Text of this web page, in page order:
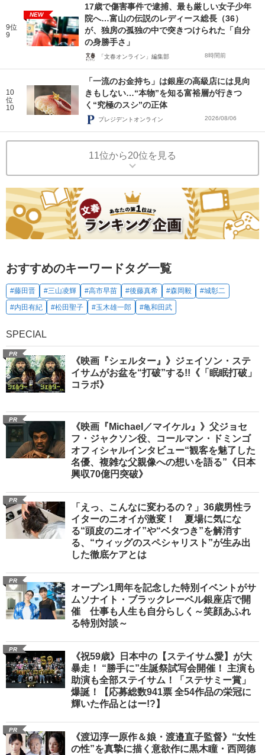
9位
9
NEW
17歳で傷害事件で逮捕、最も厳しい女子少年
院へ…富山の伝説のレディース総長（36）
が、独房の孤独の中で突きつけられた「自分
の身勝手さ」
「文春オンライン」編集部 8時間前
10
位
10
「一流のお金持ち」は銀座の高級店には見向
きもしない…“本物”を知る富裕層が行きつ
く“究極のスシ”の正体
プレジデントオンライン 2026/08/06
11位から20位を見る
おすすめのキーワードタグ一覧
#藤田晋 #三山凌輝 #高市早苗 #後藤真希 #森岡毅
#城彰二
#内田有紀
#松田聖子 #玉木雄一郎 #亀和田武
SPECIAL
PR
《映画『シェルター』》ジェイソン・ステ
イサムがお盆を“打破”する!!《「眠眠打破」
コラボ》
PR
《映画『Michael／マイケル』》父ジョセ
フ・ジャクソン役、コールマン・ドミンゴ
オフィシャルインタビュー“観客を魅了した
名優、複雑な父親像への想いを語る”《日本
興収70億円突破》
PR
「えっ、こんなに変わるの？」36歳男性ラ
イターのニオイが激変！ 夏場に気にな
る“頭皮のニオイ”や“ベタつき”を解消す
る、“ウィッグのスペシャリスト”が生み出
した徹底ケアとは
PR
オープン1周年を記念した特別イベントがサ
ムソナイト・ブラックレーベル銀座店で開
催 仕事も人生も自分らしく～笑顔あふれ
る特別対談～
PR
《祝59歳》日本中の【ステイサム愛】が大
暴走！ “勝手に”生誕祭試写会開催！ 主演も
助演も全部ステイサム！「ステサミー賞」
爆誕！【応募総数941票 全54作品の栄冠に
輝いた作品とはー!?】
PR
《渡辺淳一原作＆娘・渡邉直子監督》“女性
の性”を真摯に描く意欲作に黒木瞳・西岡德